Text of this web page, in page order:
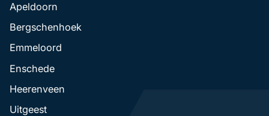
Apeldoorn
Bergschenhoek
Emmeloord
Enschede
Heerenveen
Uitgeest